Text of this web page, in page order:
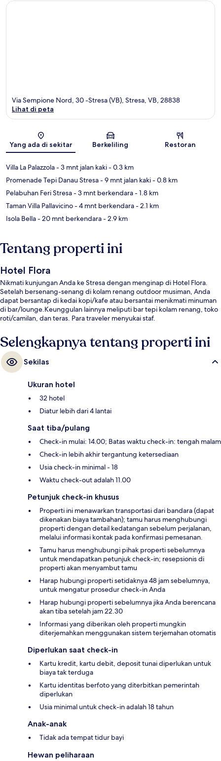
Peta
Via Sempione Nord, 30 -Stresa (VB), Stresa, VB, 28838
Lihat di peta
Yang ada di sekitar Berkeliling Restoran
Villa La Palazzola- 3 mnt jalan kaki- 0.3 km
Promenade Tepi Danau Stresa- 9 mnt jalan kaki- 0.8 km
Pelabuhan Feri Stresa- 3 mnt berkendara- 1.8 km
Taman Villa Pallavicino- 4 mnt berkendara- 2.1 km
Isola Bella- 20 mnt berkendara- 2.9 km
Tentang properti ini
Hotel Flora
Nikmati kunjungan Anda ke Stresa dengan menginap di Hotel Flora.
Setelah bersenang-senang di kolam renang outdoor musiman, Anda
dapat bersantap di kedai kopi/kafe atau bersantai menikmati minuman
di bar/lounge.Keunggulan lainnya meliputi bar tepi kolam renang, toko
roti/camilan, dan teras. Para traveler menyukai staf.
Selengkapnya tentang properti ini
Sekilas
Ukuran hotel
32 hotel
Diatur lebih dari 4 lantai
Saat tiba/pulang
Check-in mulai: 14.00; Batas waktu check-in: tengah malam
Check-in lebih akhir tergantung ketersediaan
Usia check-in minimal - 18
Waktu check-out adalah 11.00
Petunjuk check-in khusus
Properti ini menawarkan transportasi dari bandara (dapat
dikenakan biaya tambahan); tamu harus menghubungi
properti dengan detail kedatangan sebelum perjalanan,
melalui informasi kontak pada konfirmasi pemesanan.
Tamu harus menghubungi pihak properti sebelumnya
untuk mendapatkan petunjuk check-in; resepsionis di
properti akan menyambut tamu
Harap hubungi properti setidaknya 48 jam sebelumnya,
untuk mengatur prosedur check-in Anda
Harap hubungi properti sebelumnya jika Anda berencana
akan tiba setelah jam 22.30
Informasi yang diberikan oleh properti mungkin
diterjemahkan menggunakan sistem terjemahan otomatis
Diperlukan saat check-in
Kartu kredit, kartu debit, deposit tunai diperlukan untuk
biaya tak terduga
Kartu identitas berfoto yang diterbitkan pemerintah
diperlukan
Usia minimal untuk check-in adalah 18 tahun
Anak-anak
Tidak ada tempat tidur bayi
Hewan peliharaan